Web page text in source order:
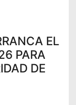
EL
PARA
DE